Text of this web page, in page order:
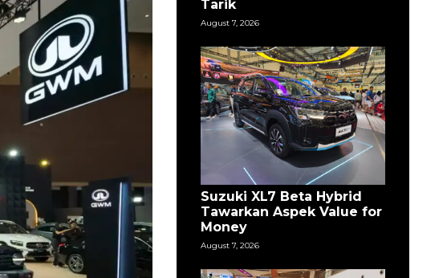
Tarik
August 7, 2026
Suzuki XL7 Beta Hybrid
Tawarkan Aspek Value for
Money
August 7, 2026